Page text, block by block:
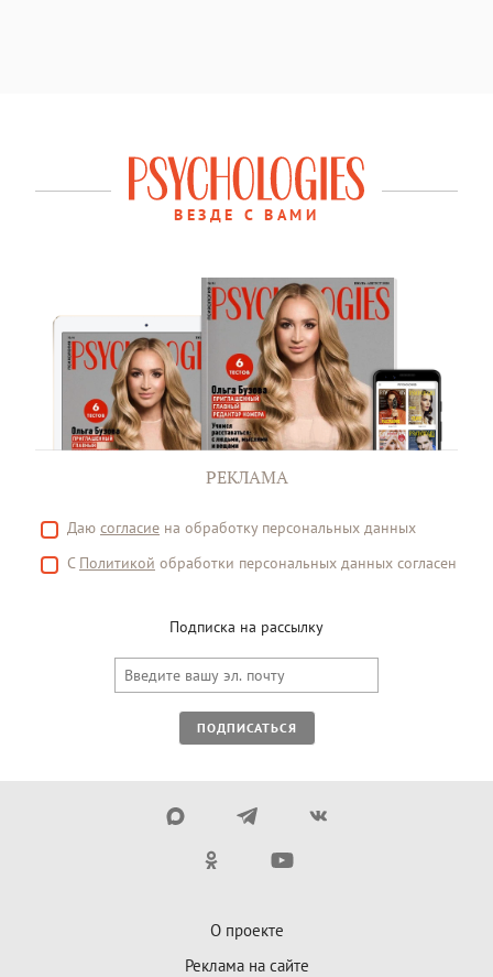
ВЕЗДЕ С ВАМИ
РЕКЛАМА
Даю согласие на обработку персональных данных
С Политикой обработки персональных данных согласен
Подписка на рассылку
ПОДПИСАТЬСЯ
О проекте
Реклама на сайте